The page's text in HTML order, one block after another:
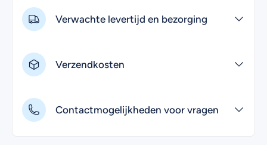
Verwachte levertijd en bezorging
Verzendkosten
Contactmogelijkheden voor vragen